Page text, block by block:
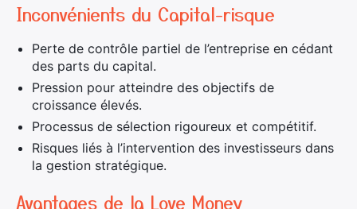
Inconvénients du Capital-risque
Perte de contrôle partiel de l’entreprise en cédant
des parts du capital.
Pression pour atteindre des objectifs de
croissance élevés.
Processus de sélection rigoureux et compétitif.
Risques liés à l’intervention des investisseurs dans
la gestion stratégique.
Avantages de la Love Money